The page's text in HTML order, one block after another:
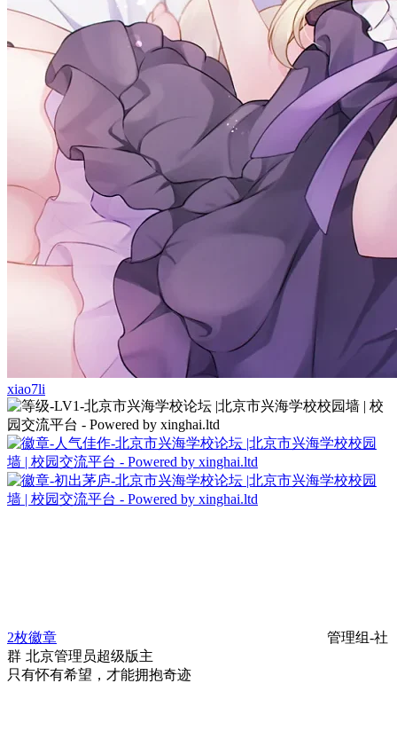
xiao7li
2枚徽章
管理组-社
群 北京管理员超级版主
只有怀有希望，才能拥抱奇迹